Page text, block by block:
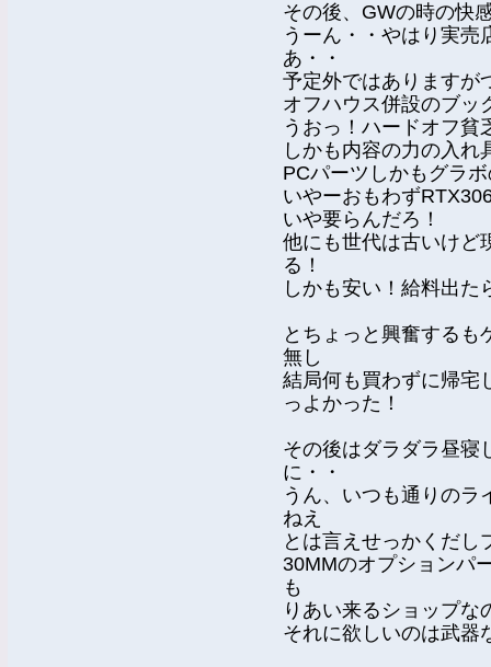
その後、GWの時の快
うーん・・やはり実売
あ・・
予定外ではありますが
オフハウス併設のブッ
うおっ！ハードオフ
しかも内容の力の入れ
PCパーツしかもグラ
いやーおもわず
いや要らんだろ！
他にも世代は古いけど
る！
しかも安い！給料出た
とちょっと興奮するも
無し
結局何も買わずに帰宅
っよかった！
その後はダラダラ昼寝
に・・
うん、いつも通りのラ
ねえ
とは言えせっかくだし
30MMのオプションパ
も
りあい来るショップな
それに欲しいのは武器